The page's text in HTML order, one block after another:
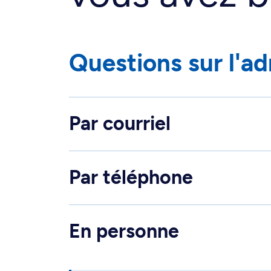
Questions sur
Par courriel
Par téléphone
En personne